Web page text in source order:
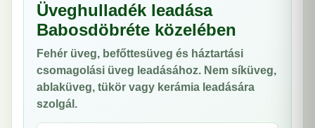
Üveghulladék leadása
Babosdöbréte közelében
Fehér üveg, befőttesüveg és háztartási
csomagolási üveg leadásához. Nem síküveg,
ablaküveg, tükör vagy kerámia leadására
szolgál.